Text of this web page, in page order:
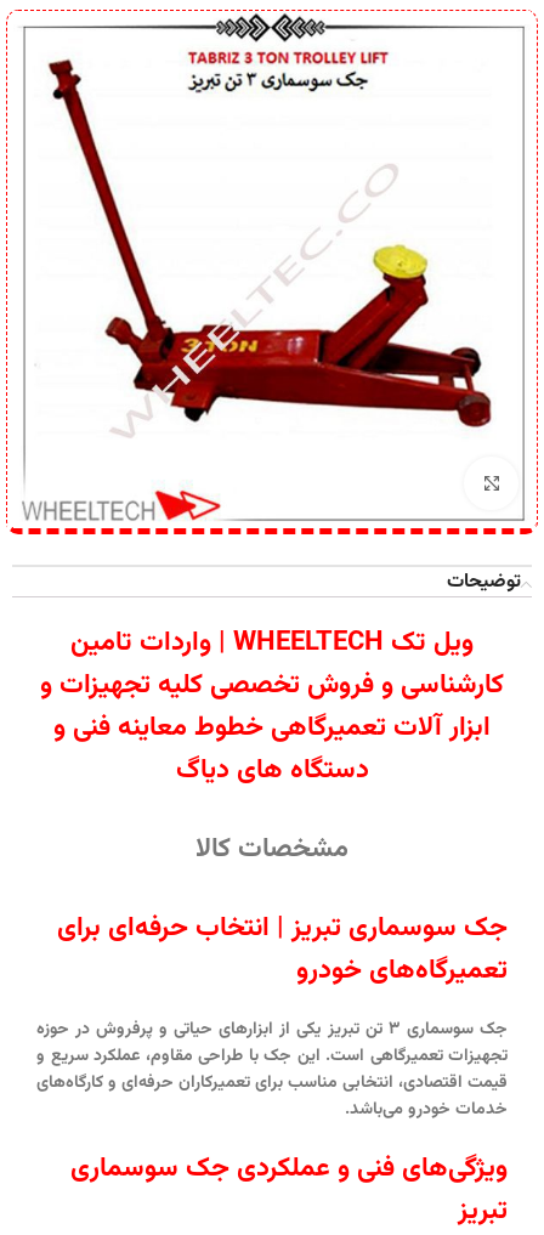
توضیحات
ویل تک WHEELTECH | واردات تامین
کارشناسی و فروش تخصصی کلیه تجهیزات و
ابزار آلات تعمیرگاهی خطوط معاینه فنی و
دستگاه های دیاگ
مشخصات کالا
جک سوسماری تبریز | انتخاب حرفه‌ای برای
تعمیرگاه‌های خودرو
جک سوسماری ۳ تن تبریز
یکی از ابزارهای حیاتی و پرفروش در حوزه
تجهیزات تعمیرگاهی است. این جک با طراحی مقاوم، عملکرد سریع و
قیمت اقتصادی، انتخابی مناسب برای تعمیرکاران حرفه‌ای و کارگاه‌های
خدمات خودرو می‌باشد.
ویژگی‌های فنی و عملکردی جک سوسماری
تبریز